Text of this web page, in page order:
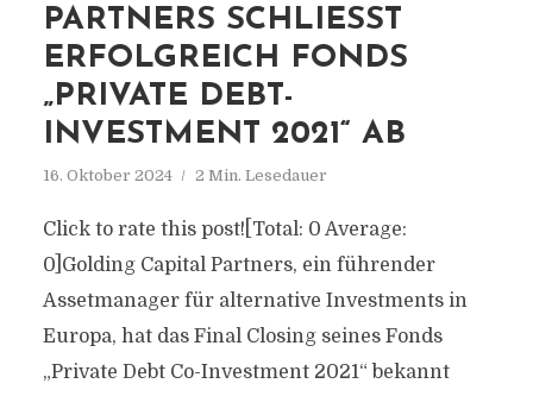
PARTNERS SCHLIESST E
RFOLGREICH FONDS „
PRIVATE DEBT-I
NVESTMENT 2021“ AB
16. Oktober 2024 2 Min. Lesedauer
Click to rate this post![Total: 0 Average:
0]Golding Capital Partners, ein führender
Assetmanager für alternative Investments in
Europa, hat das Final Closing seines Fonds
„Private Debt Co-Investment 2021“ bekannt